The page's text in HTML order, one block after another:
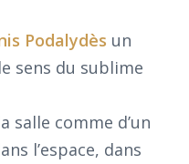
Podalydès un
sens du sublime
salle comme d’un
l’espace, dans